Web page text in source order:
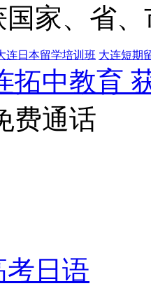
国家、省
连日本留学培训班 大连短期
拓中教育
费通话
考日语